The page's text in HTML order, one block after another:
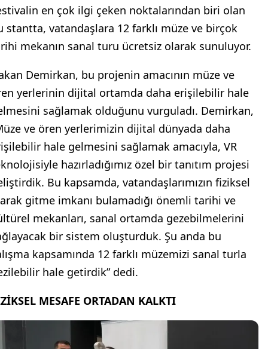
en çok ilgi çeken noktalarından biri olan
stantta, vatandaşlara 12 farklı müze ve birçok
mekanın sanal turu ücretsiz olarak sunuluyor.
Demirkan, bu projenin amacının müze ve
yerlerinin dijital ortamda daha erişilebilir hale
sağlamak olduğunu vurguladı. Demirkan,
ve ören yerlerimizin dijital dünyada daha
hale gelmesini sağlamak amacıyla, VR
hazırladığımız özel bir tanıtım projesi
Bu kapsamda, vatandaşlarımızın fiziksel
gitme imkanı bulamadığı önemli tarihi ve
mekanları, sanal ortamda gezebilmelerini
bir sistem oluşturduk. Şu anda bu
kapsamında 12 farklı müzemizi sanal turla
hale getirdik” dedi.
MESAFE ORTADAN KALKTI